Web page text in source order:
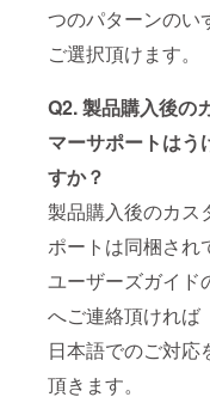
つのパターンのい
ご選択頂けます。
Q2. 製品購入後の
マーサポートはう
すか？
製品購入後のカス
ポートは同梱され
ユーザーズガイド
へご連絡頂ければ
日本語でのご対応
頂きます。